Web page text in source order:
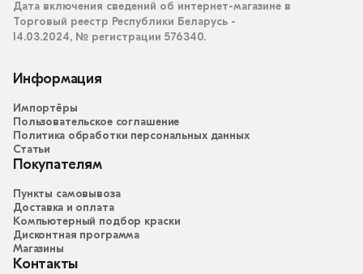
Дата включения сведений об интернет-магазине в
Торговый реестр Республики Беларусь -
14.03.2024, № регистрации 576340.
Информация
Импортёры
Пользовательское соглашение
Политика обработки персональных данных
Статьи
Покупателям
Пункты самовывоза
Доставка и оплата
Компьютерный подбор краски
Дисконтная программа
Магазины
Контакты